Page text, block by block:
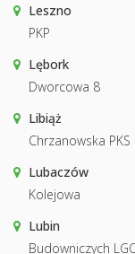
Leszno
PKP
Lębork
Dworcowa 8
Libiąż
Chrzanowska PKS
Lubaczów
Kolejowa
Lubin
Budowniczych